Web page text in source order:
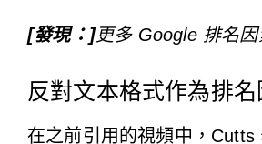
[發現：]更多 Google 排名
反對文本格式作為排
在之前引用的視頻中，Cutts